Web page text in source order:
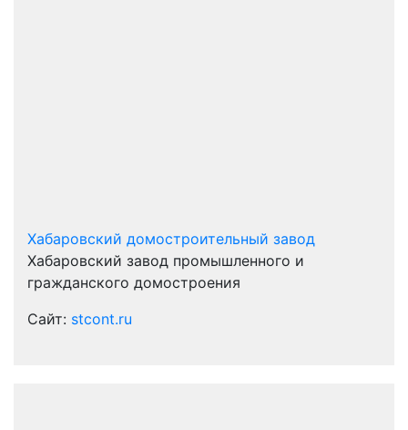
Хабаровский домостроительный завод
Хабаровский завод промышленного и
гражданского домостроения
Сайт: stcont.ru